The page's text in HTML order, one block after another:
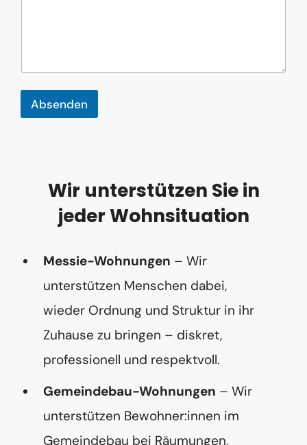
A
r
s
Absenden
Wir unterstützen Sie in
jeder Wohnsituation
Messie-Wohnungen – Wir
unterstützen Menschen dabei,
wieder Ordnung und Struktur in ihr
Zuhause zu bringen – diskret,
professionell und respektvoll.
Gemeindebau-Wohnungen – Wir
unterstützen Bewohner:innen im
Gemeindebau bei Räumungen,